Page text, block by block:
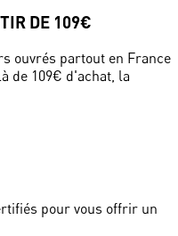
DE 109€
ouvrés partout en France
de 109€ d'achat, la
pour vous offrir un